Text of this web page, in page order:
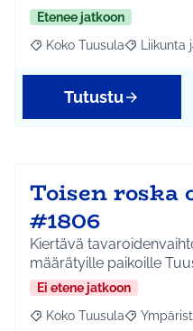
Etenee jatkoon
Rajaa tulokset aihepiirin
Koko Tuusula Rajaa
Tutustu
Toisen roska
#1806
Kiertävä
määrätyille paikoille
Ei etene jatkoon
Rajaa tulokset aihepiirin
Koko Tuusula Rajaa